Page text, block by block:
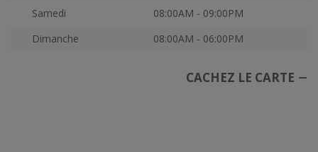
Samedi
08:00AM - 09:00PM
Dimanche
08:00AM - 06:00PM
CACHEZ LE CARTE